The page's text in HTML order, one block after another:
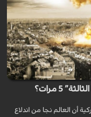
5 مرات؟
أن العالم نجا من اندلاع